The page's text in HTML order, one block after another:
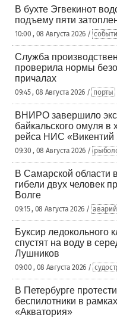
В бухте Эгвекинот
подъему пяти
10:00 , 08 Августа 2026 /
Служба
проверила нормы
причалах
09:45 , 08 Августа 2026 / порты
ВНИРО завершило
байкальского омуля в
рейса НИС «Викентий
09:30 , 08 Августа 2026 /
В Самарской области
гибели двух человек
Волге
09:15 , 08 Августа 2026 /
Буксир ледокольного
спустят на воду в
Лушников
09:00 , 08 Августа 2026 /
В Петербурге
беспилотники в
«Акватория»